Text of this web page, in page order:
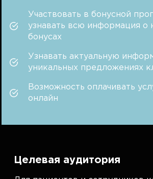
Участвовать в бонусной
узнавать всю информация о
бонусах
Узнавать актуальную
уникальных предложениях
Возможность оплачивать
онлайн
Целевая аудитория